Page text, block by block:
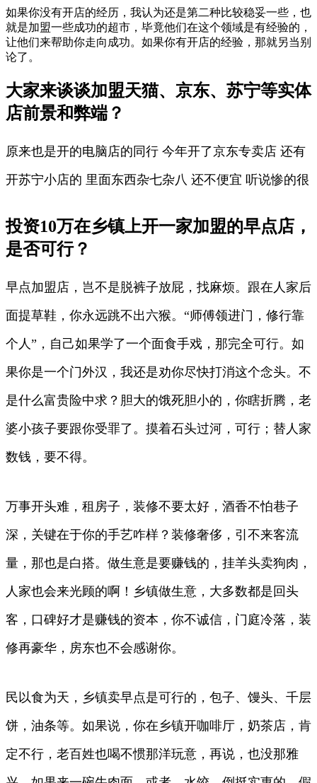
如果你没有开店的经历，我认为还是第二种比较稳妥一些，也
就是加盟一些成功的超市，毕竟他们在这个领域是有经验的，
让他们来帮助你走向成功。如果你有开店的经验，那就另当别
论了。
大家来谈谈加盟天猫、京东、苏宁等实体
店前景和弊端？
原来也是开的电脑店的同行 今年开了京东专卖店 还有
开苏宁小店的 里面东西杂七杂八 还不便宜 听说惨的很
投资10万在乡镇上开一家加盟的早点店，
是否可行？
早点加盟店，岂不是脱裤子放屁，找麻烦。跟在人家后
面提草鞋，你永远跳不出六猴。“师傅领进门，修行靠
个人”，自己如果学了一个面食手戏，那完全可行。如
果你是一个门外汉，我还是劝你尽快打消这个念头。不
是什么富贵险中求？胆大的饿死胆小的，你瞎折腾，老
婆小孩子要跟你受罪了。摸着石头过河，可行；替人家
数钱，要不得。
万事开头难，租房子，装修不要太好，酒香不怕巷子
深，关键在于你的手艺咋样？装修奢侈，引不来客流
量，那也是白搭。做生意是要赚钱的，挂羊头卖狗肉，
人家也会来光顾的啊！乡镇做生意，大多数都是回头
客，口碑好才是赚钱的资本，你不诚信，门庭冷落，装
修再豪华，房东也不会感谢你。
民以食为天，乡镇卖早点是可行的，包子、馒头、千层
饼，油条等。如果说，你在乡镇开咖啡厅，奶茶店，肯
定不行，老百姓也喝不惯那洋玩意，再说，也没那雅